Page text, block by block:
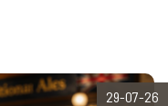
29-07-26